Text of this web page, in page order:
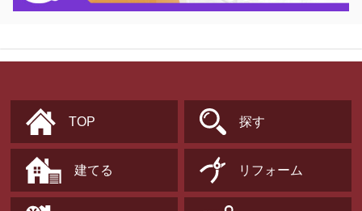
TOP 探す
建てる リフォーム